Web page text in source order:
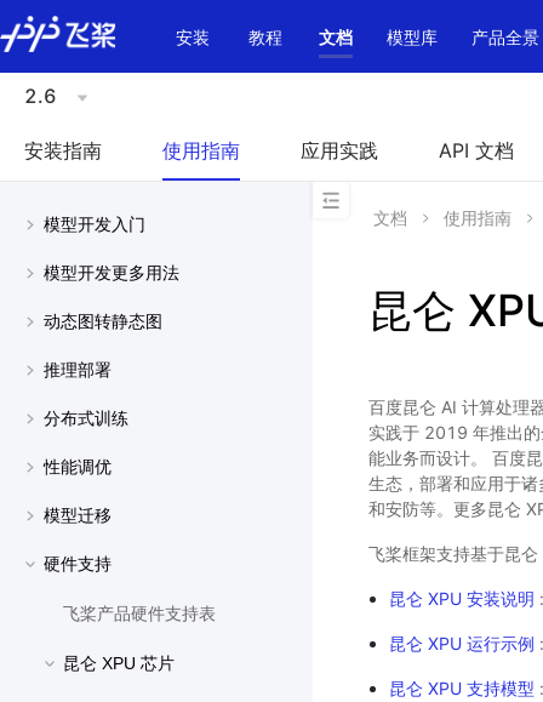
\u200E
安装
教程 文档 模型库 产品全景
2.6
安装指南 使用指南 应用实践 API 文档
模型开发入门
模型开发更多用法
动态图转静态图
推理部署
分布式训练
性能调优
模型迁移
硬件支持
飞桨产品硬件支持表
昆仑 XPU 芯片
文档 使用指南
昆仑
百度昆仑 AI 计算处理
实践于 2019 年推出
能业务而设计。 百度
生态，部署和应用于
和安防等。更多昆仑
飞桨框架支持基于昆
昆仑 XPU 安装说明
昆仑 XPU 运行示例
昆仑 XPU 支持模型